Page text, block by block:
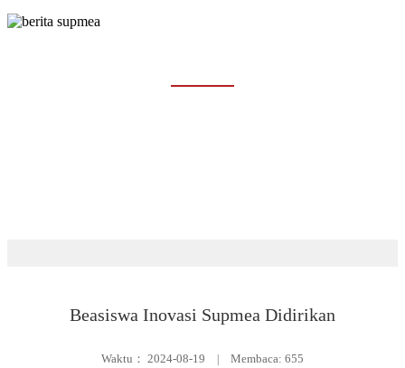
Beasiswa Inovasi Supmea Didirikan
Waktu： 2024-08-19 | Membaca: 655